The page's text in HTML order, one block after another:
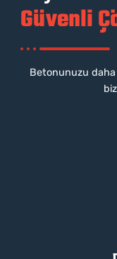
Güvenli
Betonunuzu daha